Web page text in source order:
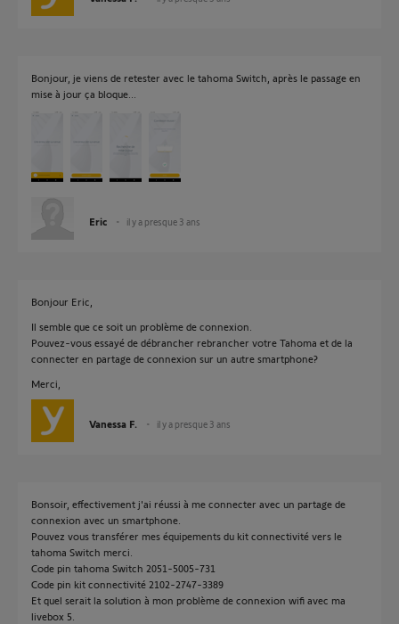
Bonjour, je viens de retester avec le tahoma Switch, après le passage en
mise à jour ça bloque...
Eric il y a presque 3 ans
Bonjour Eric,
Il semble que ce soit un problème de connexion.
Pouvez-vous essayé de débrancher rebrancher votre Tahoma et de la
connecter en partage de connexion sur un autre smartphone?
Merci,
Vanessa F. il y a presque 3 ans
Bonsoir, effectivement j'ai réussi à me connecter avec un partage de
connexion avec un smartphone.
Pouvez vous transférer mes équipements du kit connectivité vers le
tahoma Switch merci.
Code pin tahoma Switch 2051-5005-731
Code pin kit connectivité 2102-2747-3389
Et quel serait la solution à mon problème de connexion wifi avec ma
livebox 5.